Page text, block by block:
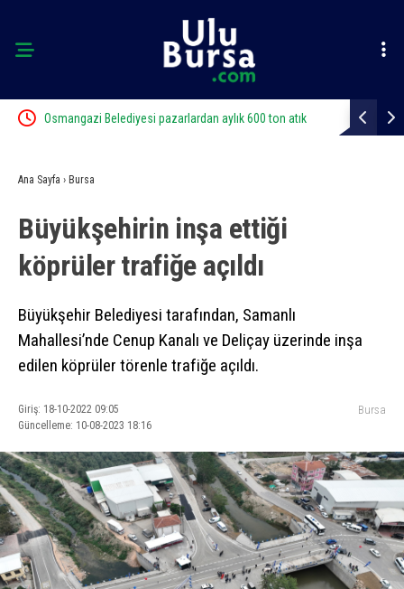
Osmangazi Belediyesi pazarlardan aylık 600 ton atık Kestel’de
Ana Sayfa › Bursa
Büyükşehirin inşa ettiği
köprüler trafiğe açıldı
Büyükşehir Belediyesi tarafından, Samanlı
Mahallesi’nde Cenup Kanalı ve Deliçay üzerinde inşa
edilen köprüler törenle trafiğe açıldı.
Giriş: 18-10-2022 09:05
Güncelleme: 10-08-2023 18:16
Bursa